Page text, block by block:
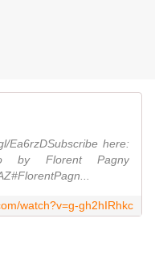
Ea6rzDSubscribe here:
by Florent Pagny
watch?v=g-gh2hIRhkc